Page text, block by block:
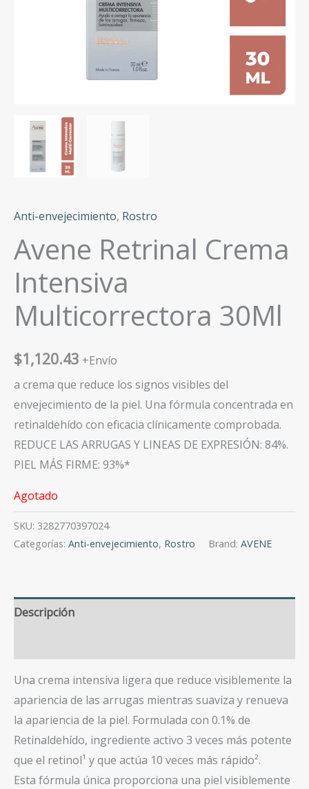
Anti-envejecimiento, Rostro
Avene Retrinal Crema
Intensiva
Multicorrectora 30Ml
$1,120.43 +Envío
a crema que reduce los signos visibles del
envejecimiento de la piel. Una fórmula concentrada en
retinaldehído con eficacia clínicamente comprobada.
REDUCE LAS ARRUGAS Y LINEAS DE EXPRESIÓN: 84%.
PIEL MÁS FIRME: 93%*
Agotado
SKU: 3282770397024
Categorías: Anti-envejecimiento, Rostro Brand: AVENE
Descripción
Una crema intensiva ligera que reduce visiblemente la
apariencia de las arrugas mientras suaviza y renueva
la apariencia de la piel. Formulada con 0.1% de
Retinaldehído, ingrediente activo 3 veces más potente
que el retinol¹ y que actúa 10 veces más rápido².
Esta fórmula única proporciona una piel visiblemente